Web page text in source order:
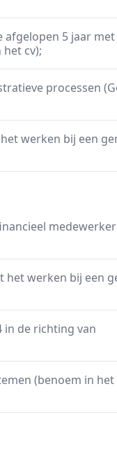
5 jaar
cv);
processen
werken bij een
het werken bij een
in de richting van
(benoem in